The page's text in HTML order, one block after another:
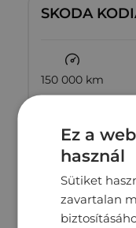
SKODA
150 000 km
Ez a
használ
Sütiket
zavartalan